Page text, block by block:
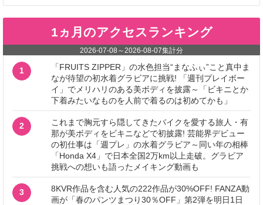
1ヵ月のアクセスランキング
2026-07-08 ～ 2026-08-07集計分
1
「FRUITS ZIPPER」の水色担当“まなふぃ”こと真中ま
なが待望の初水着グラビアに挑戦! 「週刊プレイボー
イ」でメリハリのある美ボディを披露～「ビキニとか
下着みたいなものを人前で着るのは初めてかも」
2
これまで胸元すら隠してきたバイクを愛する旅人・有
那が美ボディをビキニなどで初披露! 芸能界デビュー
の初仕事は「週プレ」の水着グラビア～同い年の相棒
「Honda X4」で日本全国2万km以上走破。グラビア
挑戦への想いも語ったメイキング動画も
3
8KVR作品を含む人気の222作品が30%OFF! FANZA動
画が「春のパンツまつり30％OFF」第2弾を明日1日